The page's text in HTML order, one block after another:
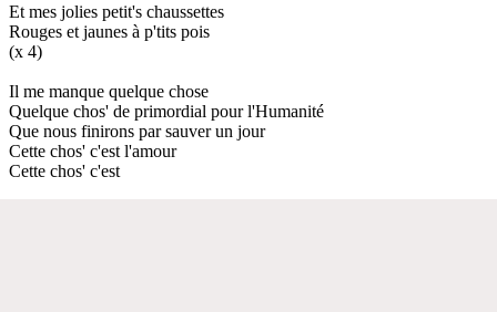
Et mes jolies petit's chaussettes
Rouges et jaunes à p'tits pois
(x 4)
Il me manque quelque chose
Quelque chos' de primordial pour l'Humanité
Que nous finirons par sauver un jour
Cette chos' c'est l'amour
Cette chos' c'est